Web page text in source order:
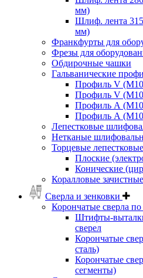
мм)
Шлиф. лента
мм)
Франкфурты для
Фрезы для
Обдирочные чашки
Гальванические
Профиль V
Профиль V
Профиль А
Профиль А
Лепестковые
Нетканые
Торцевые
Плоские
Конические
Коралловые
Сверла и зенковки
Корончатые сверла
Штифты-
сверел
Корончатые
сталь)
Корончатые
сегменты)